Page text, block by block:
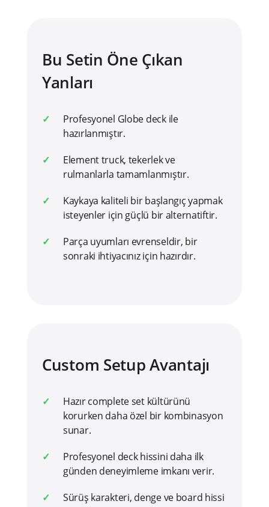
Bu Setin Öne Çıkan
Yanları
Profesyonel Globe deck ile
hazırlanmıştır.
Element truck, tekerlek ve
rulmanlarla tamamlanmıştır.
Kaykaya kaliteli bir başlangıç yapmak
isteyenler için güçlü bir alternatiftir.
Parça uyumları evrenseldir, bir
sonraki ihtiyacınız için hazırdır.
Custom Setup Avantajı
Hazır complete set kültürünü
korurken daha özel bir kombinasyon
sunar.
Profesyonel deck hissini daha ilk
günden deneyimleme imkanı verir.
Sürüş karakteri, denge ve board hissi